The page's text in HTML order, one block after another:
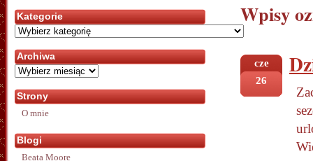
Wpisy
cze
26
Kategorie
Kategorie
Archiwa
Archiwa
Strony
O mnie
Blogi
Beata Moore